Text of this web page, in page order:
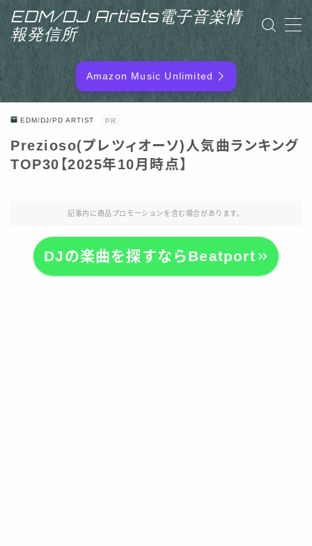
EDM/DJ Artists電子音楽情
報発信所
MENU
EDM/DJ/PD ARTIST
RANKING
ARTIST NAME
SITEMAP
Amazon Music Unlimited
EDM/DJ/PD ARTIST PR
Prezioso(プレツィオーソ)人気曲ランキング
TOP30【2025年10月時点】
記事内に商品プロモーションを含む場合があります。
DJの楽曲を探すならBeatport